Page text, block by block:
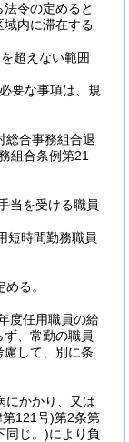
令の定めると
域内に滞在する
超えない範囲
要な事項は、規
総合事務組合退
組合条例第21
当を受ける職員
短時間勤務職員
る。
度任用職員の給
、常勤の職員
して、別に条
にかかり、又は
121号)第2条第
同じ。)により負